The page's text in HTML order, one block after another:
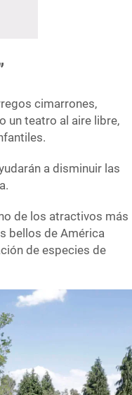
cimarrones,
un teatro al aire libre,
a disminuir las
de los atractivos más
bellos de América
de especies de